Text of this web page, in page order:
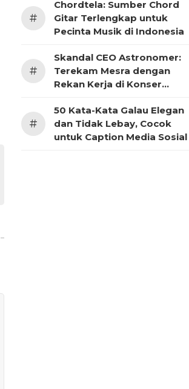
#
Chordtela: Sumber Chord
Gitar Terlengkap untuk
Pecinta Musik di Indonesia
#
Skandal CEO Astronomer:
Terekam Mesra dengan
Rekan Kerja di Konser
#
50 Kata-Kata Galau Elegan
dan Tidak Lebay, Cocok
untuk Caption Media Sosial